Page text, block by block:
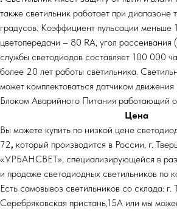
также светильник работает при диапазоне
градусов. Коэффициент пульсации меньше
цветопередачи – 80 RA, угол
службы светодиодов составляет 100 000
более 20 лет работы светильника.
может комплектоваться датчиком движения
Блоком Аварийного Питания работающий
Цена
Вы можете купить по низкой цене
72, который производится в России, г.
«УРБАНСВЕТ», специализирующейся в
и продаже светодиодных светильников по
Есть самовывоз светильников со склада: г.
Серебряковская пристань,15А или мы